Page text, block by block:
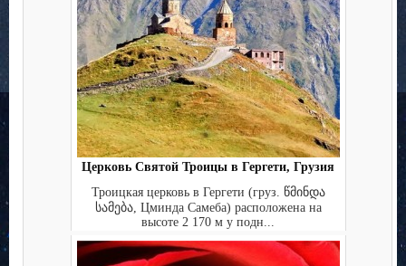
Церковь Святой Троицы в Гергети, Грузия
Троицкая церковь в Гергети (груз. წმინდა
სამება, Цминда Самеба) расположена на
высоте 2 170 м у подн...